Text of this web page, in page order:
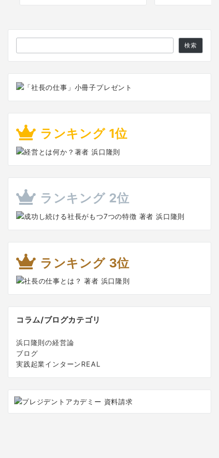
索
検索
ランキング 1位
ランキング 2位
ランキング 3位
コラム/ブログカテゴリ
浜口隆則の経営論
ブログ
実践起業インターンREAL